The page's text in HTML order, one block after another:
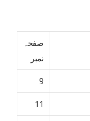
صفحہ
نمبر
9
11